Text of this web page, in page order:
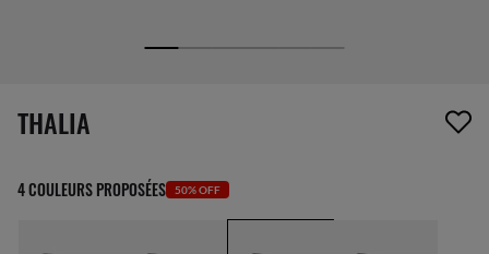
1 article a été retiré de votre liste de souhaits
THALIA
4 COULEURS PROPOSÉES 50% OFF